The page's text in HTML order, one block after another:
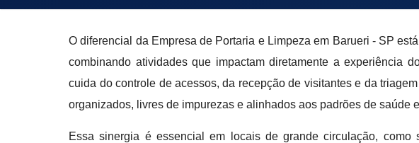
O diferencial da Empresa de Portaria e Limpeza em Barueri - SP
combinando atividades que impactam diretamente a experiência
cuida do controle de acessos, da recepção de visitantes e da
organizados, livres de impurezas e alinhados aos padrões de saúde
Essa sinergia é essencial em locais de grande circulação, como